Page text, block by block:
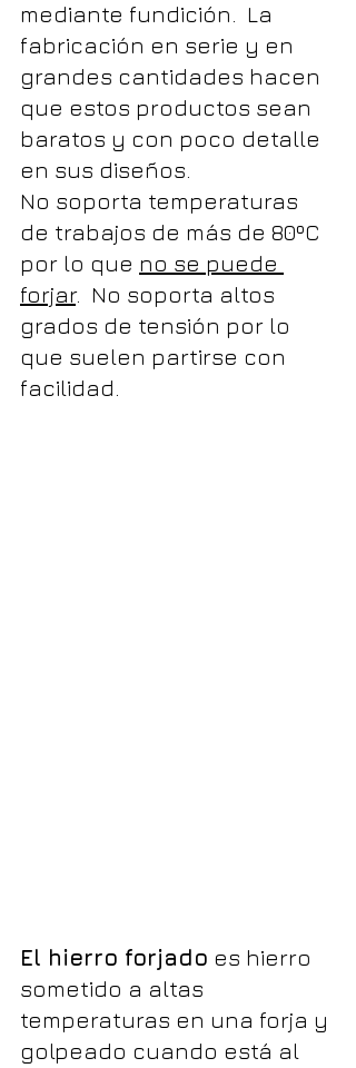
mediante fundición.  La
fabricación en serie y en
grandes cantidades hacen
que estos productos sean
baratos y con poco detalle
en sus diseños.
No soporta temperaturas
de trabajos de más de 80ºC
por lo que no se puede
forjar.  No soporta altos
grados de tensión por lo
que suelen partirse con
facilidad.
El hierro forjado es hierro
sometido a altas
temperaturas en una forja y
golpeado cuando está al